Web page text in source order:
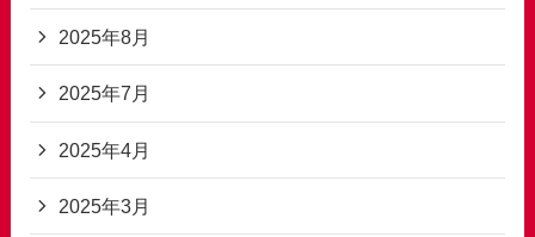
2025年8月
2025年7月
2025年4月
2025年3月